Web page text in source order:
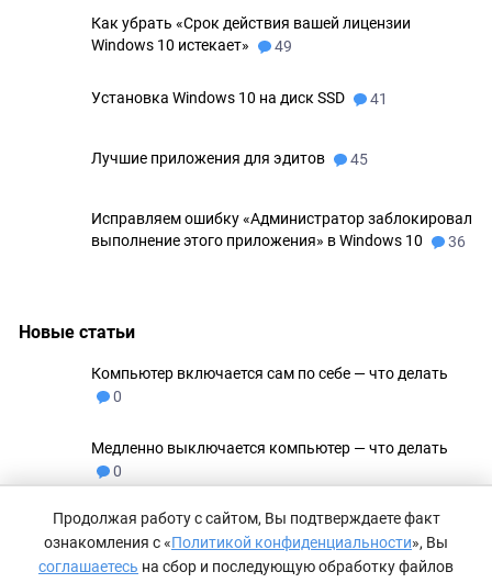
Как убрать «Срок действия вашей лицензии
Windows 10 истекает»
49
Установка Windows 10 на диск SSD 41
Лучшие приложения для эдитов 45
Исправляем ошибку «Администратор заблокировал
выполнение этого приложения» в Windows 10
36
Новые статьи
Компьютер включается сам по себе — что делать
0
Медленно выключается компьютер — что делать
0
Не удаляются файлы с флешки 0
Продолжая работу с сайтом, Вы подтверждаете факт
ознакомления с «Политикой конфиденциальности», Вы
соглашаетесь на сбор и последующую обработку файлов